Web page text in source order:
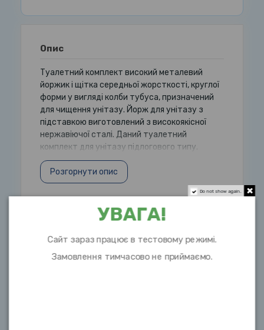
Опис
Туалетний комплект високий металевий
йоржик і щітка середньої жорсткості, круглої
форми у вигляді колби тубуса, призначений
для чищення унітазу. Йорж для унітазу з
підставкою виготовлений з високоякісної
нержавіючої сталі. Даний туалетний
комплект для унітазу підлогового типу.
Розгорнути опис
Довжина
Do not show again.
УВАГА!
Сайт зараз працює в тестовому режимі.
Замовлення тимчасово не приймаємо.